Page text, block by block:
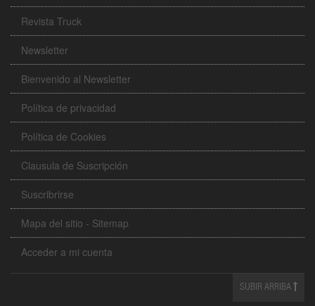
Revista Truck
Newsletter
Bienvenido al Newsletter
Política de privacidad
Política de Cookies
Clausula de Suscripción
Suscribrirse
Mapa del sitio - Sitemap
Acceder a mi cuenta
SUBIR ARRIBA